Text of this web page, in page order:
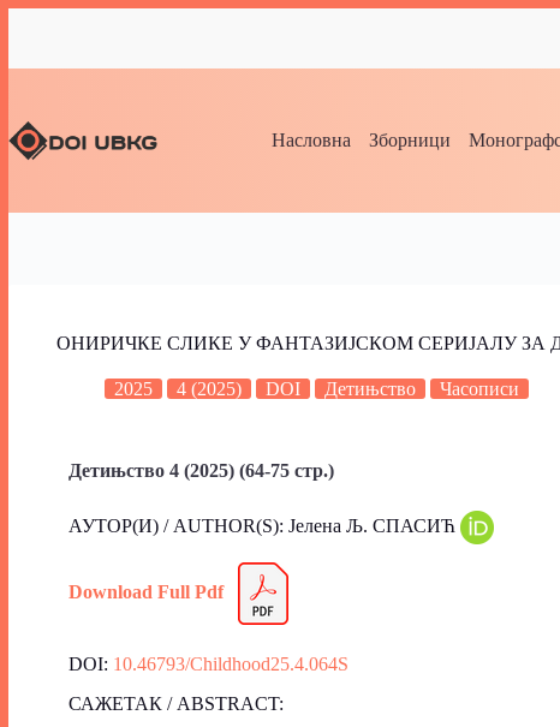
Насловна Зборници
ОНИРИЧКЕ СЛИКЕ У ФАНТАЗИЈСКОМ СЕРИЈАЛУ
2025 4 (2025) DOI Детињство Часописи
Детињство 4 (2025) (64-75 стр.)
АУТОР(И) / AUTHOR(S): Јелена Љ. СПАСИЋ
Download Full Pdf
DOI: 10.46793/Childhood25.4.064S
САЖЕТАК / ABSTRACT: